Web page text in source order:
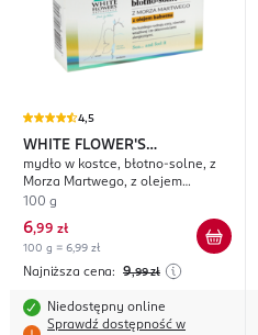
4,5
WHITE FLOWER'S
EXPERIENCE
mydło w kostce, błotno-solne, z
Morza Martwego, z olejem
babassu
100 g
6,99 zł
100 g = 6,99 zł
Najniższa cena: 9,99 zł
Niedostępny online
Sprawdź dostępność w